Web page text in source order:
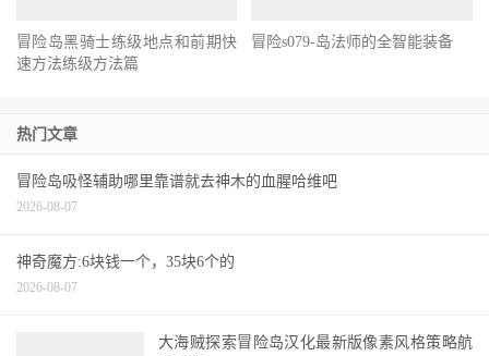
冒险岛黑骑士练级地点和前期快
速方法练级方法篇
冒险s079-岛法师的全智能装备
热门文章
冒险岛吸怪辅助哪里靠谱就去神木的血腥哈维吧
2026-08-07
神奇魔方:6块钱一个，35块6个的
2026-08-07
大海贼探索冒险岛汉化最新版像素风格策略航